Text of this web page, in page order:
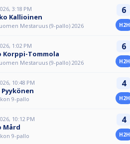
3:18 PM
Kallioinen
Mestaruus (9-pallo) 2026
6
H2H
1:02 PM
Korppi-Tommola
Mestaruus (9-pallo) 2026
6
H2H
10:48 PM
Pyykönen
9-pallo
4
H2H
10:12 PM
Mård
9-pallo
4
H2H